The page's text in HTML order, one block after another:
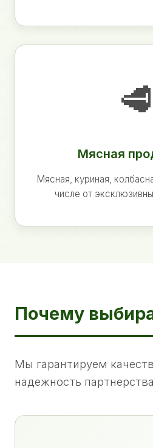
🥩
Мясная
Мясная, куриная,
числе от
Почему
Мы гарантируем
надежность партнерства